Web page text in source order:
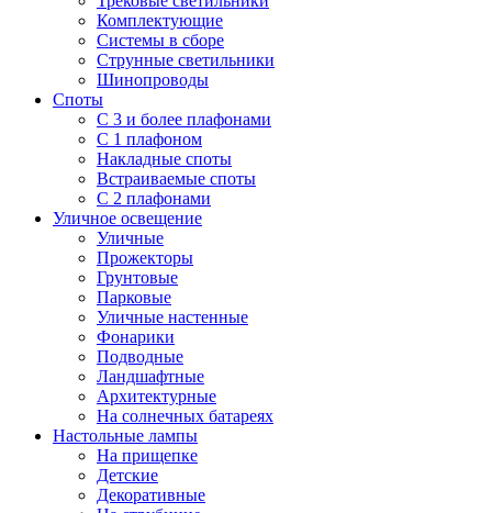
Комплектующие
Системы в сборе
Струнные светильники
Шинопроводы
Споты
С 3 и более плафонами
С 1 плафоном
Накладные споты
Встраиваемые споты
С 2 плафонами
Уличное освещение
Уличные
Прожекторы
Грунтовые
Парковые
Уличные настенные
Фонарики
Подводные
Ландшафтные
Архитектурные
На солнечных батареях
Настольные лампы
На прищепке
Детские
Декоративные